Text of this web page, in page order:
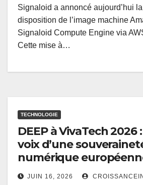
Signaloid a annoncé aujourd’hui
disposition de l’image machine
Signaloid Compute Engine via
Cette mise à…
TECHNOLOGIE
DEEP à VivaTech 2026
voix d’une
numérique
JUIN 16, 2026